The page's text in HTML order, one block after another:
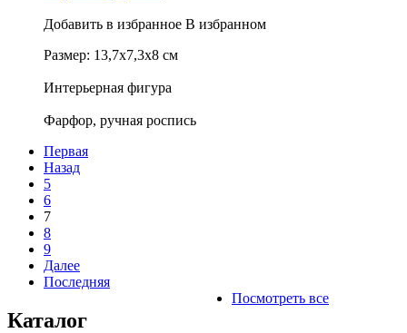
Добавить в избранное В избранном
Размер: 13,7х7,3х8 см
Интерьерная фигура
Фарфор, ручная роспись
Первая
Назад
5
6
7
8
9
Далее
Последняя
Посмотреть все
Каталог